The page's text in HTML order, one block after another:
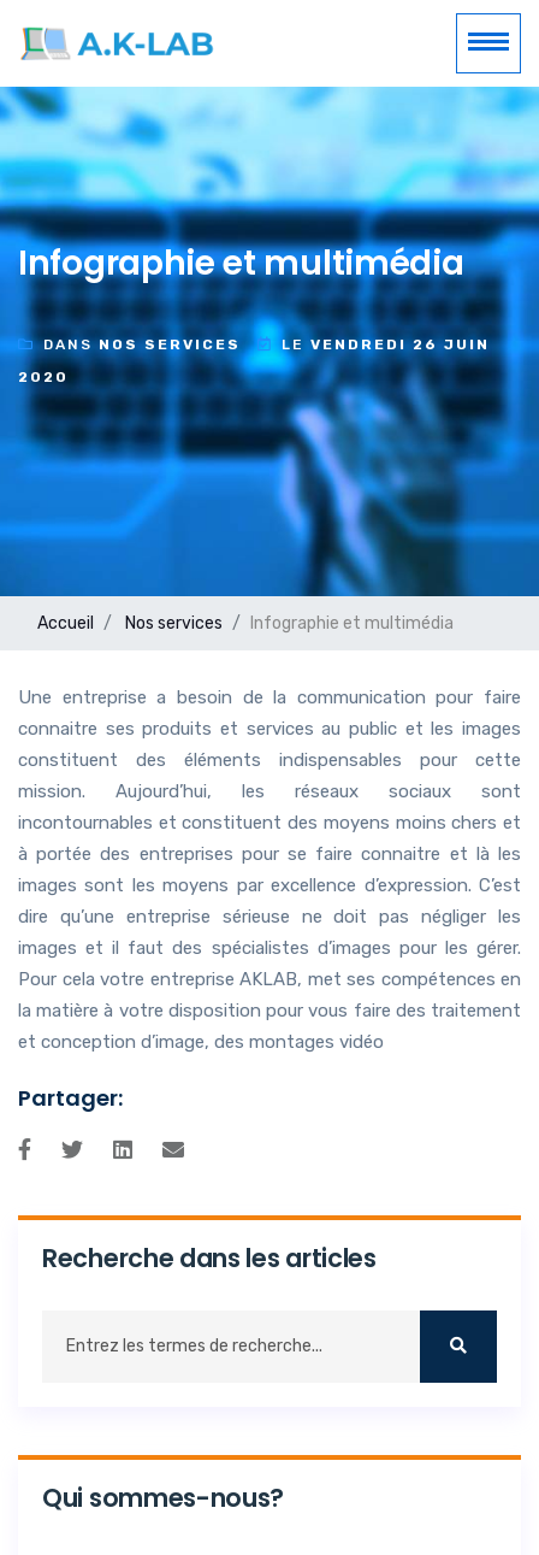
Infographie et multimédia
DANSNOS SERVICES LE VENDREDI 26 JUIN
2020
Accueil Nos services Infographie et multimédia
Une entreprise a besoin de la communication pour faire
connaitre ses produits et services au public et les images
constituent des éléments indispensables pour cette
mission. Aujourd’hui, les réseaux sociaux sont
incontournables et constituent des moyens moins chers et
à portée des entreprises pour se faire connaitre et là les
images sont les moyens par excellence d’expression. C’est
dire qu’une entreprise sérieuse ne doit pas négliger les
images et il faut des spécialistes d’images pour les gérer.
Pour cela votre entreprise AKLAB, met ses compétences en
la matière à votre disposition pour vous faire des traitement
et conception d’image, des montages vidéo
Partager:
Recherche dans les articles
Qui sommes-nous?